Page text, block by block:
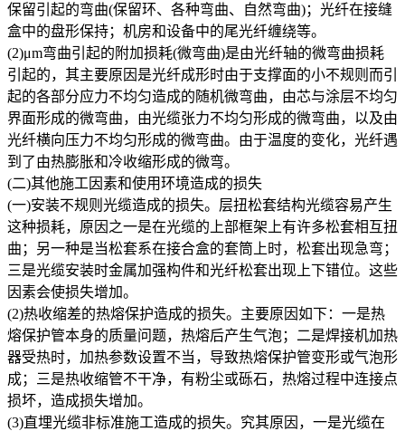
保留引起的弯曲(保留环、各种弯曲、自然弯曲)；光纤在接缝
盒中的盘形保持；机房和设备中的尾光纤缠绕等。
(2)μm弯曲引起的附加损耗(微弯曲)是由光纤轴的微弯曲损耗
引起的，其主要原因是光纤成形时由于支撑面的小不规则而引
起的各部分应力不均匀造成的随机微弯曲，由芯与涂层不均匀
界面形成的微弯曲，由光缆张力不均匀形成的微弯曲，以及由
光纤横向压力不均匀形成的微弯曲。由于温度的变化，光纤遇
到了由热膨胀和冷收缩形成的微弯。
(二)其他施工因素和使用环境造成的损失
(一)安装不规则光缆造成的损失。层扭松套结构光缆容易产生
这种损耗，原因之一是在光缆的上部框架上有许多松套相互扭
曲；另一种是当松套系在接合盒的套筒上时，松套出现急弯；
三是光缆安装时金属加强构件和光纤松套出现上下错位。这些
因素会使损失增加。
(2)热收缩差的热熔保护造成的损失。主要原因如下：一是热
熔保护管本身的质量问题，热熔后产生气泡；二是焊接机加热
器受热时，加热参数设置不当，导致热熔保护管变形或气泡形
成；三是热收缩管不干净，有粉尘或砾石，热熔过程中连接点
损坏，造成损失增加。
(3)直埋光缆非标准施工造成的损失。究其原因，一是光缆在